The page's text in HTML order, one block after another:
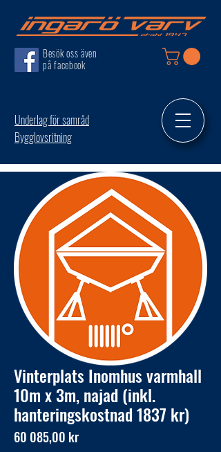
Besök oss även
på facebook
Underlag för samråd
Bygglovsritning
Vinterplats Inomhus varmhall
10m x 3m, najad (inkl.
hanteringskostnad 1837 kr)
60 085,00 krPris